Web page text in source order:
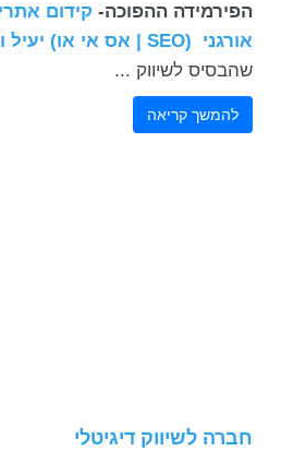
הפירמידה ההפוכה-קידום
אורגני (SEO | אס אי או) יעיל ומהיר יותר
שהבסיס לשיווק ...
להמשך קריאה
חברה לשיווק דיגיטלי